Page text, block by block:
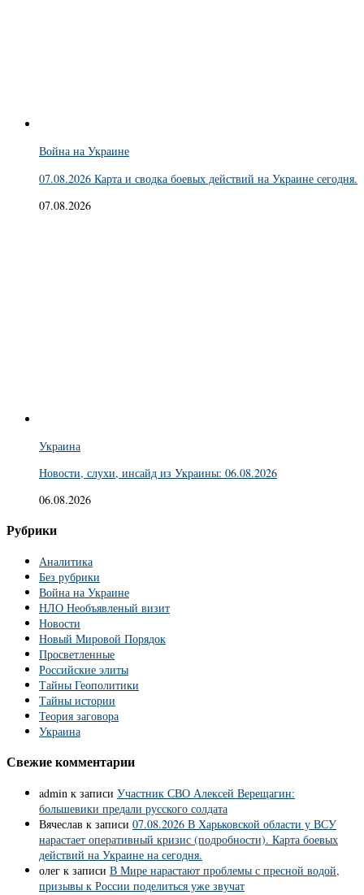
Война на Украине
07.08.2026 Карта и сводка боевых действий на Украине сегодня.
07.08.2026
Украина
Новости, слухи, инсайд из Украины: 06.08.2026
06.08.2026
Рубрики
Аналитика
Без рубрики
Война на Украине
НЛО Необъявленый визит
Новости
Новый Мировой Порядок
Просветленные
Российские элиты
Тайны Геополитики
Тайны истории
Теория заговора
Украина
Свежие комментарии
admin к записи Участник СВО Алексей Верещагин:
большевики предали русского солдата
Вячеслав к записи 07.08.2026 В Харьковской области у ВСУ
нарастает оперативный кризис (подробности). Карта боевых
действий на Украине на сегодня.
олег к записи В Мире нарастают проблемы с пресной водой,
призывы к России поделиться уже звучат